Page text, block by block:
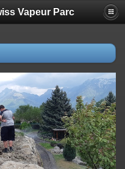
Vapeur Parc